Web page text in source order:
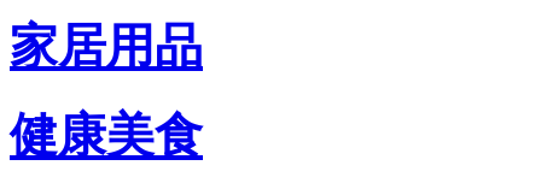
家居用品
健康美食